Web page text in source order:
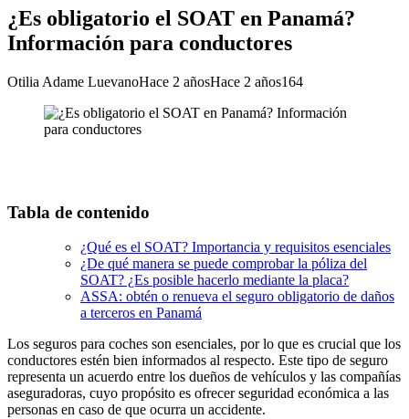
¿Es obligatorio el SOAT en Panamá?
Información para conductores
Otilia Adame LuevanoHace 2 añosHace 2 años164
Tabla de contenido
¿Qué es el SOAT? Importancia y requisitos esenciales
¿De qué manera se puede comprobar la póliza del
SOAT? ¿Es posible hacerlo mediante la placa?
ASSA: obtén o renueva el seguro obligatorio de daños
a terceros en Panamá
Los seguros para coches son esenciales, por lo que es crucial que los
conductores estén bien informados al respecto. Este tipo de seguro
representa un acuerdo entre los dueños de vehículos y las compañías
aseguradoras, cuyo propósito es ofrecer seguridad económica a las
personas en caso de que ocurra un accidente.